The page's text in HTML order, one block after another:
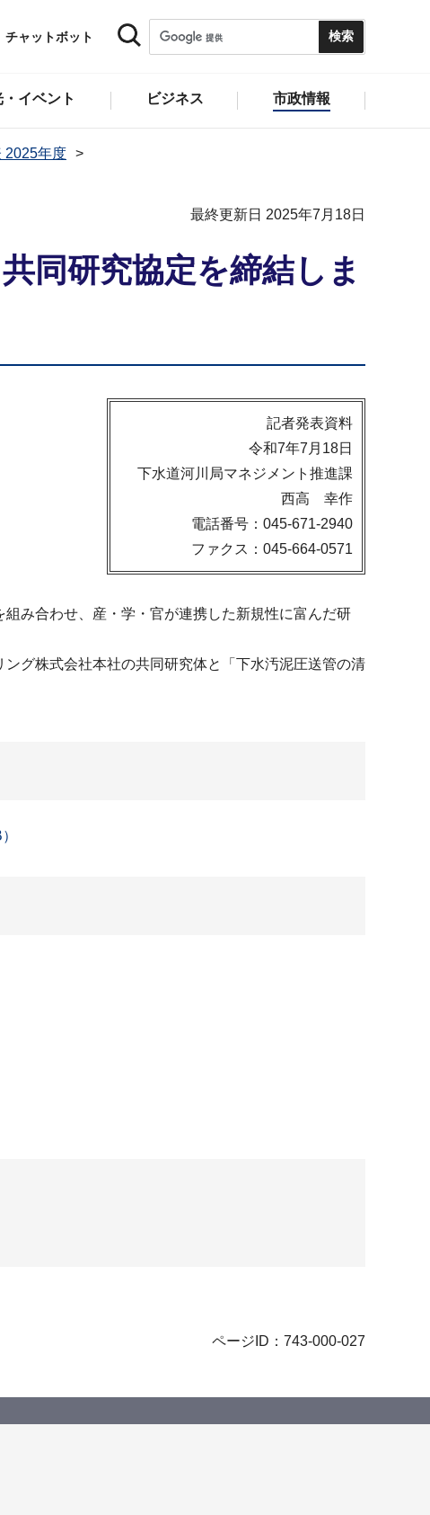
チャットボット
・イベント ビジネス 市政情報
2025年度
最終更新日 2025年7月18日
同研究協定を締結しま
記者発表資料
令和7年7月18日
下水道河川局マネジメント推進課
西高 幸作
電話番号：045-671-2940
ファクス：045-664-0571
み合わせ、産・学・官が連携した新規性に富んだ研
グ株式会社本社の共同研究体と「下水汚泥圧送管の清
ページID：743-000-027